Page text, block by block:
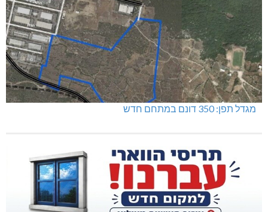
מגדל תפן: 350 דונם במתחם חדש